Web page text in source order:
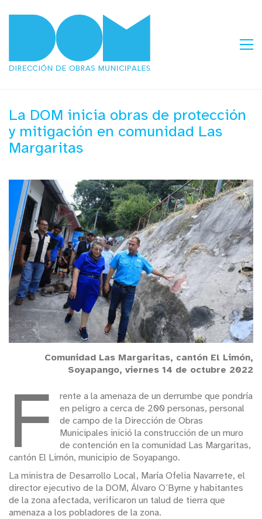
La DOM inicia obras de protección
y mitigación en comunidad Las
Margaritas
Comunidad Las Margaritas, cantón El Limón,
Soyapango, viernes 14 de octubre 2022
F
rente a la amenaza de un derrumbe que pondría
en peligro a cerca de 200 personas, personal
de campo de la Dirección de Obras
Municipales inició la construcción de un muro
de contención en la comunidad Las Margaritas,
cantón El Limón, municipio de Soyapango.
La ministra de Desarrollo Local, María Ofelia Navarrete, el
director ejecutivo de la DOM, Álvaro O´Byrne y habitantes
de la zona afectada, verificaron un talud de tierra que
amenaza a los pobladores de la zona.